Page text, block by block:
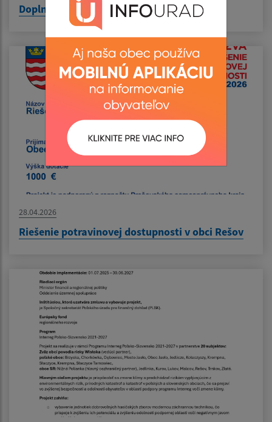
Doplnenie vybavenia kultúrneho domu
28.04.2026
Riešenie potravinovej dostupnosti v obci Rešov